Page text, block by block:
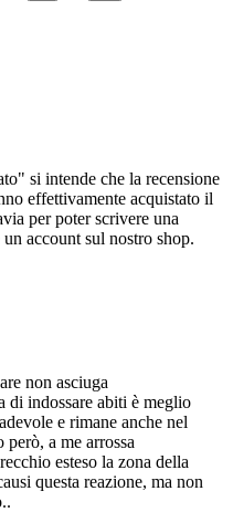
si intende che la recensione
effettivamente acquistato il
per poter scrivere una
account sul nostro shop.
non asciuga
di indossare abiti è meglio
e rimane anche nel
a me arrossa
esteso la zona della
questa reazione, ma non